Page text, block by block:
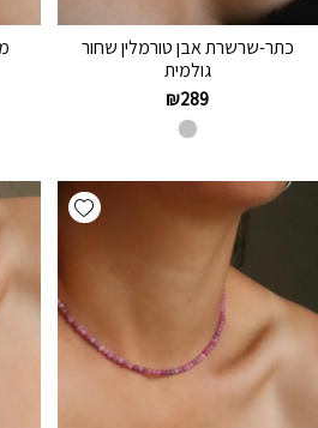
כתר-שרשרת אבן טורמלין שחור
גולמית
₪289
Add wishlist